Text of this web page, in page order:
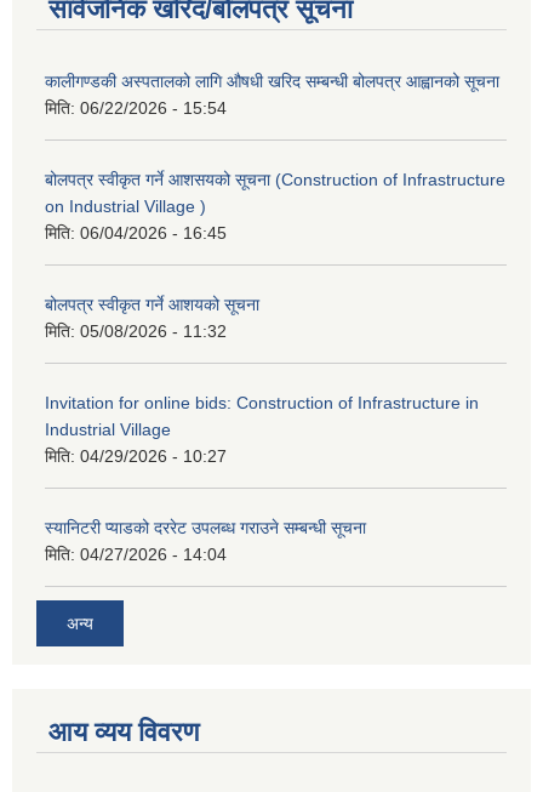
सार्वजनिक खरिद/बोलपत्र सूचना
कालीगण्डकी अस्पतालको लागि औषधी खरिद सम्बन्धी बोलपत्र आह्वानको सूचना
मिति: 06/22/2026 - 15:54
बोलपत्र स्वीकृत गर्ने आशसयको सूचना (Construction of Infrastructure
on Industrial Village )
मिति: 06/04/2026 - 16:45
बोलपत्र स्वीकृत गर्ने आशयको सूचना
मिति: 05/08/2026 - 11:32
Invitation for online bids: Construction of Infrastructure in
Industrial Village
मिति: 04/29/2026 - 10:27
स्यानिटरी प्याडको दररेट उपलब्ध गराउने सम्बन्धी सूचना
मिति: 04/27/2026 - 14:04
अन्य
आय व्यय विवरण